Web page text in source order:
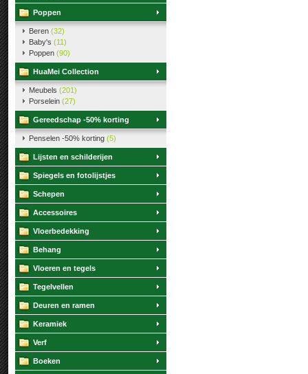
Poppen
Beren (32)
Baby's (11)
Poppen (90)
HuaMei Collection
Meubels (201)
Porselein (27)
Gereedschap -50% korting
Penselen -50% korting (5)
Lijsten en schilderijen
Spiegels en fotolijstjes
Schepen
Accessoires
Vloerbedekking
Behang
Vloeren en tegels
Tegelvellen
Deuren en ramen
Keramiek
Verf
Boeken